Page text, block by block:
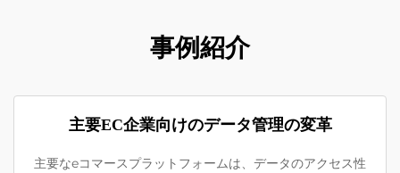
事例紹介
主要EC企業向けのデータ管理の変革
主要なeコマースプラットフォームは、データのアクセス性